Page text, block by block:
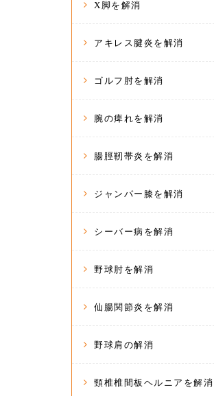
X脚を解消
アキレス腱炎を解消
ゴルフ肘を解消
腕の痺れを解消
腸脛靭帯炎を解消
ジャンパー膝を解消
シーバー病を解消
野球肘を解消
仙腸関節炎を解消
野球肩の解消
頸椎椎間板ヘルニアを解消